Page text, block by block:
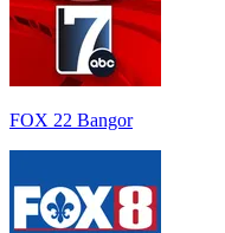
FOX 22 Bangor